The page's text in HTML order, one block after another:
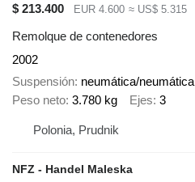
$ 213.400
EUR 4.600 ≈ US$ 5.315
Remolque de contenedores
2002
Suspensión neumática/neumática
Peso neto 3.780 kg Ejes 3
Polonia, Prudnik
NFZ - Handel Maleska